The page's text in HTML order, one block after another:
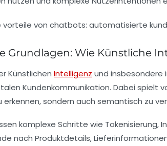
Grundlagen: Wie Künstliche
Künstlichen Intelligenz und insbesondere
Kundenkommunikation. Dabei spielt
erkennen, sondern auch semantisch zu
komplexe Schritte wie
nach Produktdetails,